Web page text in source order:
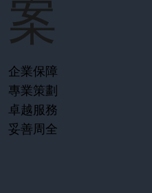
案
企業保障
專業策劃
卓越服務
妥善周全